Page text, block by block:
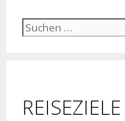
Suche
REISEZIELE